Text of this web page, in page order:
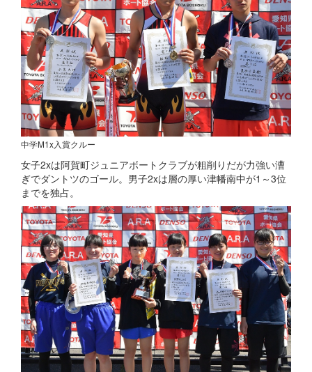
中学M1x入賞クルー
女子2xは阿賀町ジュニアボートクラブが粗削りだが力強い漕
ぎでダントツのゴール。男子2xは層の厚い津幡南中が1～3位
までを独占。